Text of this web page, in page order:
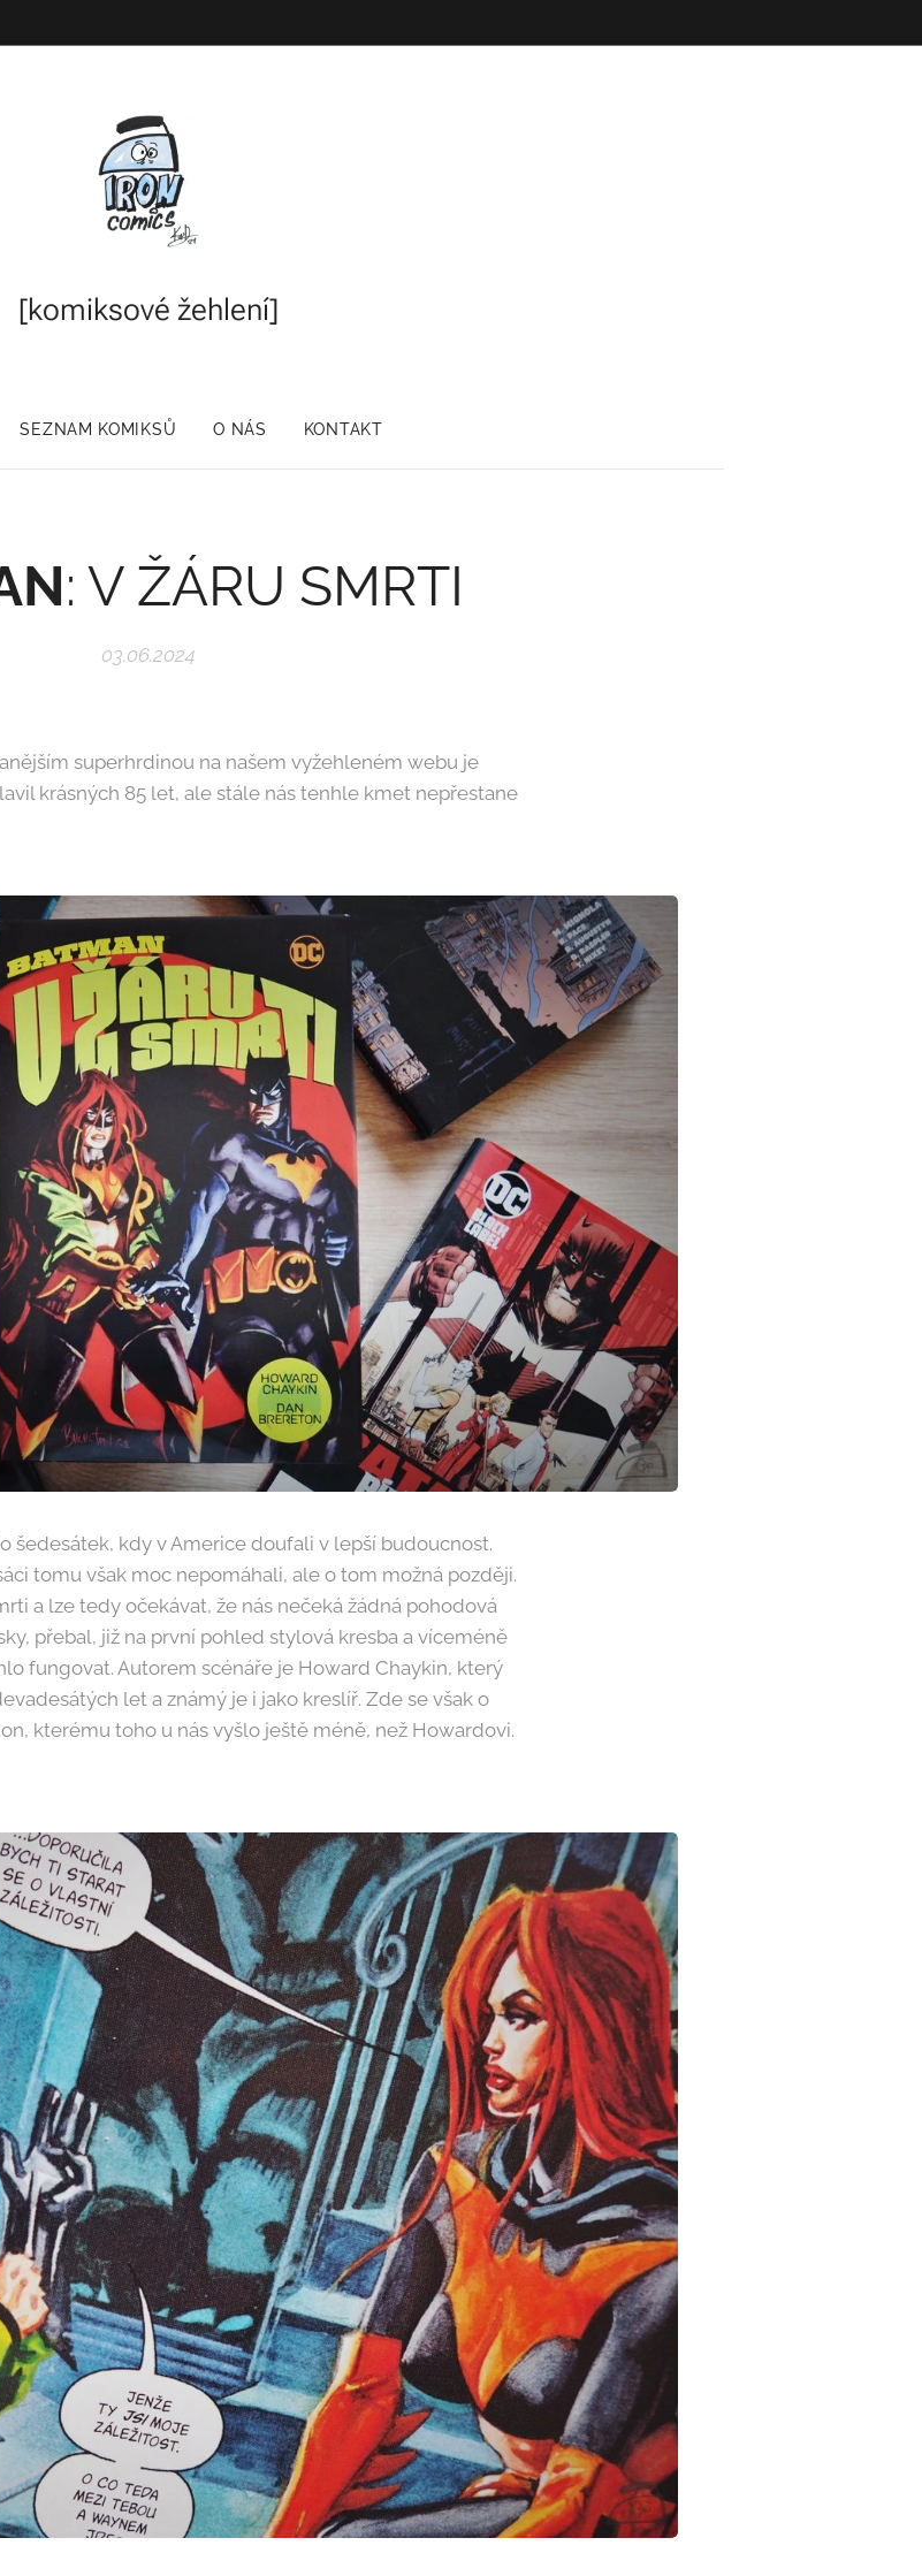
[komiksové žehlení]
SEZNAM KOMIKSŮ O NÁS KONTAKT
: V ŽÁRU SMRTI
03.06.2024
superhrdinou na našem vyžehleném webu je
krásných 85 let, ale stále nás tenhle kmet nepřestane
šedesátek, kdy v Americe doufali v lepší budoucnost.
tomu však moc nepomáhali, ale o tom možná později.
a lze tedy očekávat, že nás nečeká žádná pohodová
přebal, již na první pohled stylová kresba a víceméně
fungovat. Autorem scénáře je Howard Chaykin, který
let a známý je i jako kreslíř. Zde se však o
kterému toho u nás vyšlo ještě méně, než Howardovi.